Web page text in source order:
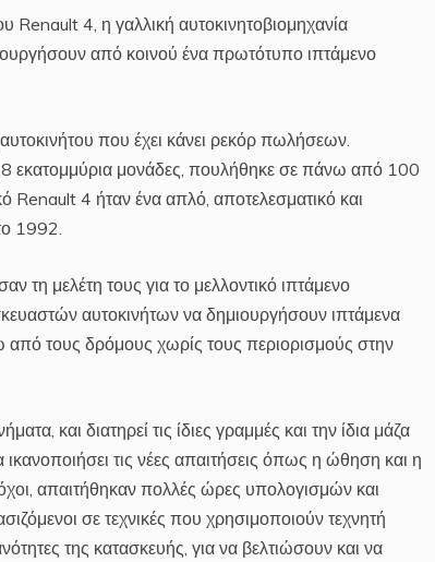
Renault 4, η γαλλική αυτοκινητοβιομηχανία
από κοινού ένα πρωτότυπο ιπτάμενο
που έχει κάνει ρεκόρ πωλήσεων.
εκατομμύρια μονάδες, πουλήθηκε σε πάνω από 100
Renault 4 ήταν ένα απλό, αποτελεσματικό και
1992.
μελέτη τους για το μελλοντικό ιπτάμενο
αυτοκινήτων να δημιουργήσουν ιπτάμενα
από τους δρόμους χωρίς τους περιορισμούς στην
και διατηρεί τις ίδιες γραμμές και την ίδια μάζα
τις νέες απαιτήσεις όπως η ώθηση και η
απαιτήθηκαν πολλές ώρες υπολογισμών και
σε τεχνικές που χρησιμοποιούν τεχνητή
της κατασκευής, για να βελτιώσουν και να